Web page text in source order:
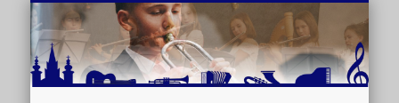
MUSIKSCHULE MARIAZELL
AKTUELLE BERICHTE
SCHULE
VIDEOS
VERANSTALTUNGSTIPPS
WEITERE INFORMATIONEN